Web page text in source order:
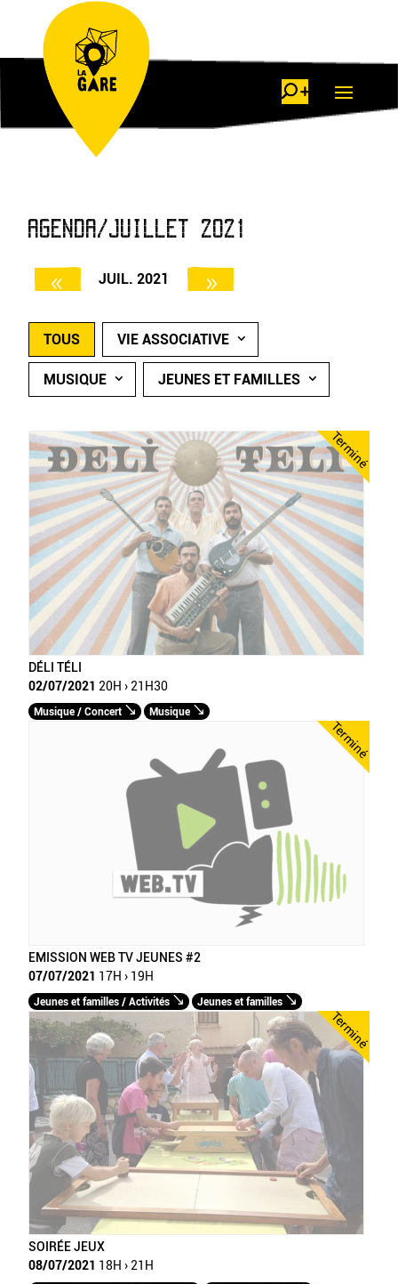
AGENDA/JUILLET 2021
JUIL. 2021
TOUS VIE ASSOCIATIVE
MUSIQUE JEUNES ET FAMILLES
Terminé
DÉLI TÉLI
02/07/2021 20H › 21H30
Musique / Concert Musique
Terminé
EMISSION WEB TV JEUNES #2
07/07/2021 17H › 19H
Jeunes et familles / Activités Jeunes et familles
Terminé
SOIRÉE JEUX
08/07/2021 18H › 21H